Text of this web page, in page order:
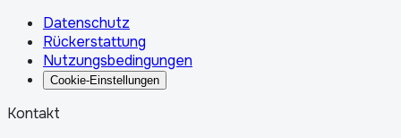
Datenschutz
Rückerstattung
Nutzungsbedingungen
Cookie-Einstellungen
Kontakt